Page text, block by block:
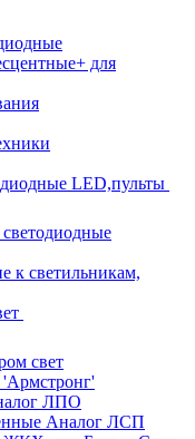
для
LED,пульты
к светильникам,
свет
ЛПО
Аналог ЛСП